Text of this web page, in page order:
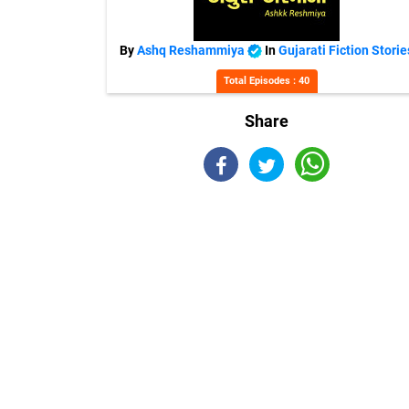
ByAshq Reshammiya InGujarati Fiction
Total Episodes : 40
Share